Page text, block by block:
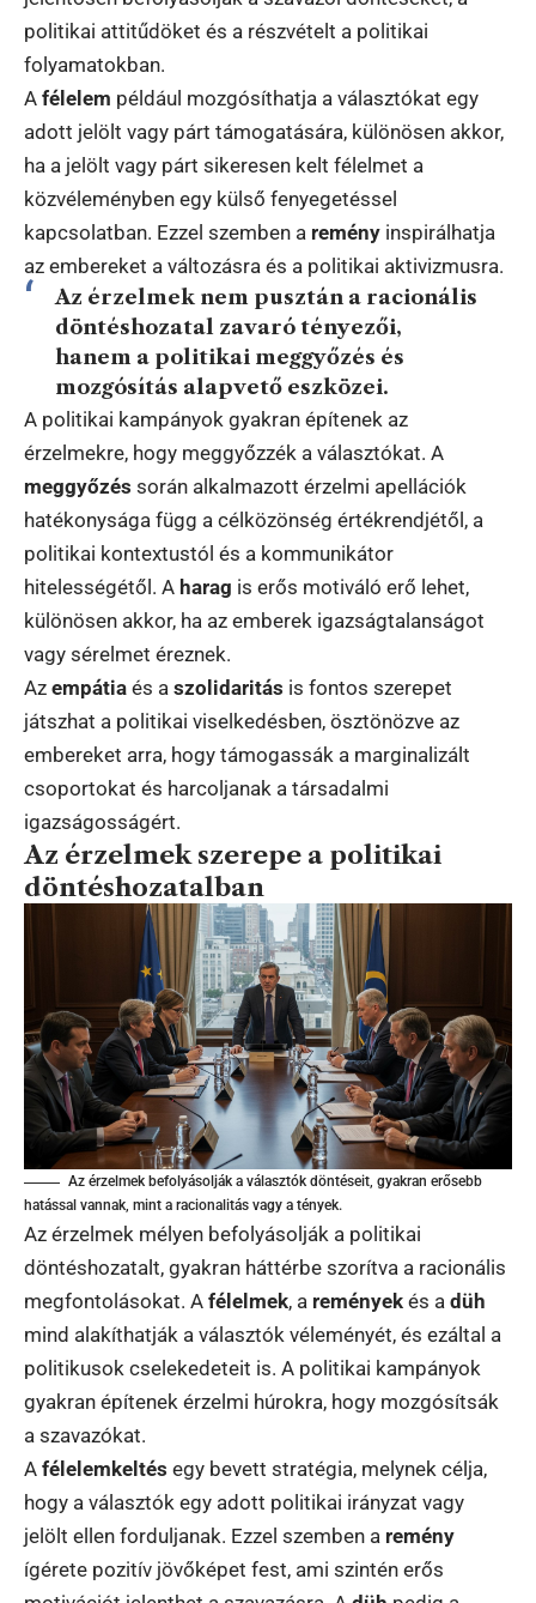
politikai attitűdöket és a részvételt a politikai
folyamatokban.
A félelem például mozgósíthatja a választókat egy
adott jelölt vagy párt támogatására, különösen akkor,
ha a jelölt vagy párt sikeresen kelt félelmet a
közvéleményben egy külső fenyegetéssel
kapcsolatban. Ezzel szemben a remény inspirálhatja
az embereket a változásra és a politikai aktivizmusra.
Az érzelmek nem pusztán a racionális
döntéshozatal zavaró tényezői,
hanem a politikai meggyőzés és
mozgósítás alapvető eszközei.
A politikai kampányok gyakran építenek az
érzelmekre, hogy meggyőzzék a választókat. A
meggyőzés során alkalmazott érzelmi apellációk
hatékonysága függ a célközönség értékrendjétől, a
politikai kontextustól és a kommunikátor
hitelességétől. A harag is erős motiváló erő lehet,
különösen akkor, ha az emberek igazságtalanságot
vagy sérelmet éreznek.
Az empátia és a szolidaritás is fontos szerepet
játszhat a politikai viselkedésben, ösztönözve az
embereket arra, hogy támogassák a marginalizált
csoportokat és harcoljanak a társadalmi
igazságosságért.
Az érzelmek szerepe a politikai
döntéshozatalban
Az érzelmek befolyásolják a választók döntéseit, gyakran erősebb
hatással vannak, mint a racionalitás vagy a tények.
Az érzelmek mélyen befolyásolják a politikai
döntéshozatalt, gyakran háttérbe szorítva a racionális
megfontolásokat. A félelmek, a remények és a düh
mind alakíthatják a választók véleményét, és ezáltal a
politikusok cselekedeteit is. A politikai kampányok
gyakran építenek érzelmi húrokra, hogy mozgósítsák
a szavazókat.
A félelemkeltés egy bevett stratégia, melynek célja,
hogy a választók egy adott politikai irányzat vagy
jelölt ellen forduljanak. Ezzel szemben a remény
ígérete pozitív jövőképet fest, ami szintén erős